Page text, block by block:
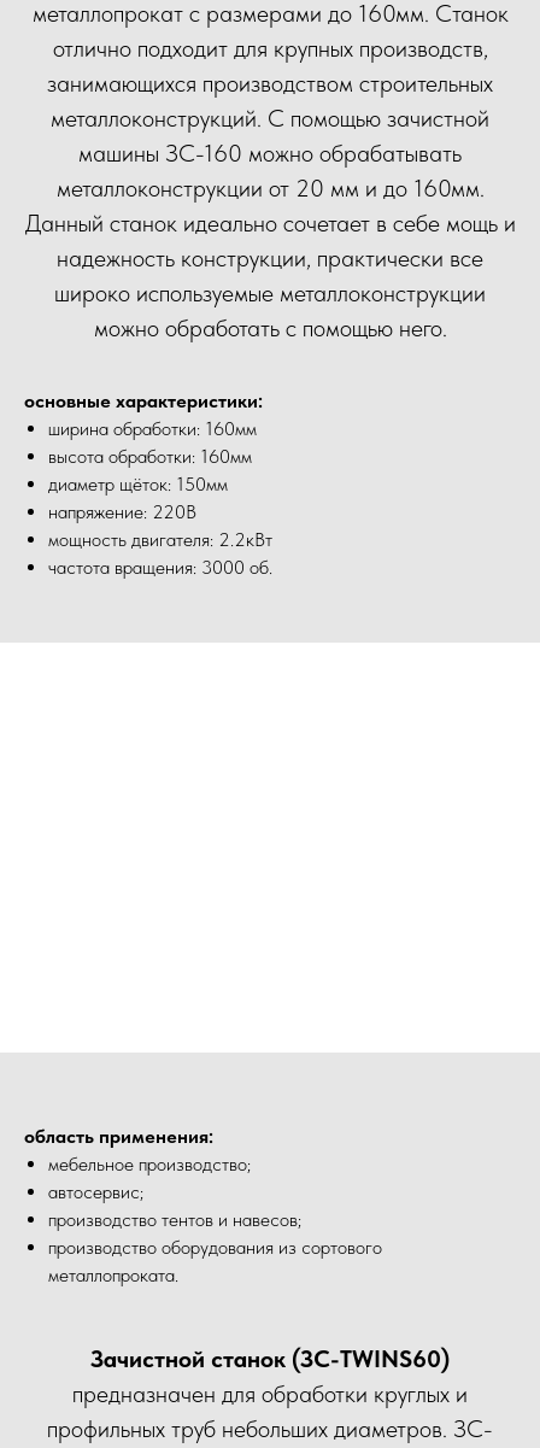
металлопрокат с размерами до 160мм. Станок
отлично подходит для крупных производств,
занимающихся производством строительных
металлоконструкций. С помощью зачистной
машины ЗС-160 можно обрабатывать
металлоконструкции от 20 мм и до 160мм.
Данный станок идеально сочетает в себе мощь и
надежность конструкции, практически все
широко используемые металлоконструкции
можно обработать с помощью него.
основные характеристики:
ширина обработки: 160мм
высота обработки: 160мм
диаметр щёток: 150мм
напряжение: 220В
мощность двигателя: 2.2кВт
частота вращения: 3000 об.
область применения:
мебельное производство;
автосервис;
производство тентов и навесов;
производство оборудования из сортового
металлопроката.
Зачистной станок (ЗС-TWINS60)
предназначен для обработки круглых и
профильных труб небольших диаметров. ЗС-